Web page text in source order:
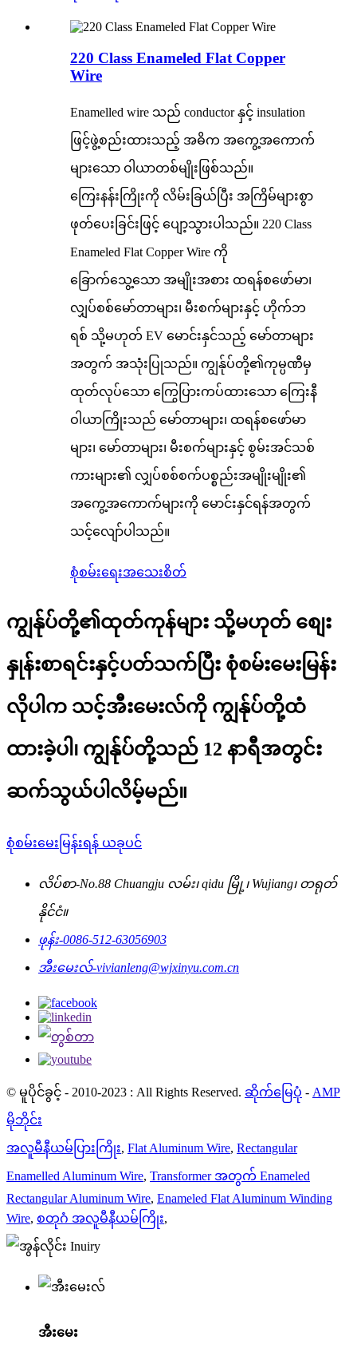
220 Class Enameled Flat Copper
Wire
Enamelled wire သည် conductor နှင့် insulation
ဖြင့်ဖွဲ့စည်းထားသည့် အဓိက အကွေ့အကောက်
များသော ဝါယာတစ်မျိုးဖြစ်သည်။
ကြေးနန်းကြိုးကို လိမ်းခြယ်ပြီး အကြိမ်များစွာ
ဖုတ်ပေးခြင်းဖြင့် ပျော့သွားပါသည်။ 220 Class
Enameled Flat Copper Wire ကို
ခြောက်သွေ့သော အမျိုးအစား ထရန်စဖော်မာ၊
လျှပ်စစ်မော်တာများ၊ မီးစက်များနှင့် ဟိုက်ဘ
ရစ် သို့မဟုတ် EV မောင်းနှင်သည့် မော်တာများ
အတွက် အသုံးပြုသည်။ ကျွန်ုပ်တို့၏ကုမ္ပဏီမှ
ထုတ်လုပ်သော ကြွေပြားကပ်ထားသော ကြေးနီ
ဝါယာကြိုးသည် မော်တာများ၊ ထရန်စဖော်မာ
များ၊ မော်တာများ၊ မီးစက်များနှင့် စွမ်းအင်သစ်
ကားများ၏ လျှပ်စစ်စက်ပစ္စည်းအမျိုးမျိုး၏
အကွေ့အကောက်များကို မောင်းနှင်ရန်အတွက်
သင့်လျော်ပါသည်။
စုံစမ်းရေးအသေးစိတ်
ကျွန်ုပ်တို့၏ထုတ်ကုန်များ သို့မဟုတ် စျေး
နှုန်းစာရင်းနှင့်ပတ်သက်ပြီး စုံစမ်းမေးမြန်း
လိုပါက သင့်အီးမေးလ်ကို ကျွန်ုပ်တို့ထံ
ထားခဲ့ပါ၊ ကျွန်ုပ်တို့သည် 12 နာရီအတွင်း
ဆက်သွယ်ပါလိမ့်မည်။
စုံစမ်းမေးမြန်းရန် ယခုပင်
လိပ်စာ-No.88 Chuangju လမ်း၊ qidu မြို့၊ Wujiang၊ တရုတ်
နိုင်ငံ။
ဖုန်း-0086-512-63056903
အီးမေးလ်-vivianleng@wjxinyu.com.cn
© မူပိုင်ခွင့် - 2010-2023 : All Rights Reserved. ဆိုက်မြေပုံ - AMP
မိုဘိုင်း
အလူမီနီယမ်ပြားကြိုး, Flat Aluminum Wire, Rectangular
Enamelled Aluminum Wire, Transformer အတွက် Enameled
Rectangular Aluminum Wire, Enameled Flat Aluminum Winding
Wire, စတုဂံ အလူမီနီယမ်ကြိုး,
အီးမေး